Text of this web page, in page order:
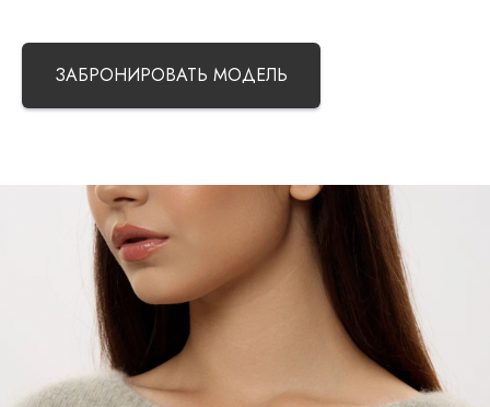
ЗАБРОНИРОВАТЬ МОДЕЛЬ